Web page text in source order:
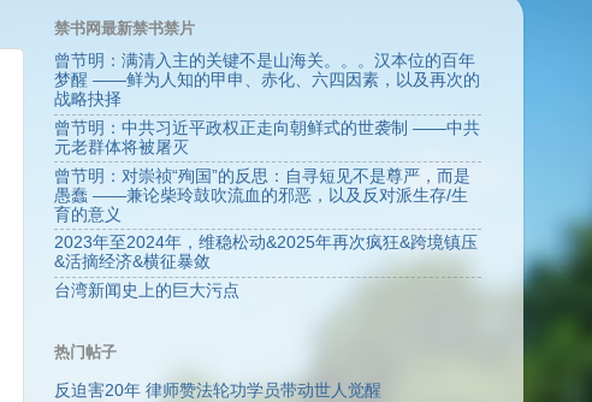
禁书网最新禁书禁片
曾节明：满清入主的关键不是山海关。。。汉本位的百年
梦醒 ——鲜为人知的甲申、赤化、六四因素，以及再次的
战略抉择
曾节明：中共习近平政权正走向朝鲜式的世袭制 ——中共
元老群体将被屠灭
曾节明：对崇祯“殉国”的反思：自寻短见不是尊严，而是
愚蠢 ——兼论柴玲鼓吹流血的邪恶，以及反对派生存/生
育的意义
2023年至2024年，维稳松动&2025年再次疯狂&跨境镇压
&活摘经济&横征暴敛
台湾新闻史上的巨大污点
热门帖子
反迫害20年 律师赞法轮功学员带动世人觉醒